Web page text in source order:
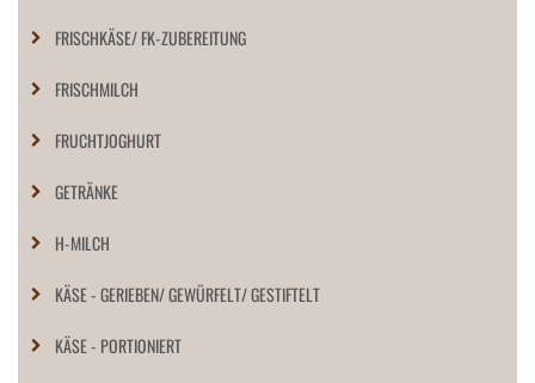
FRISCHKÄSE/ FK-ZUBEREITUNG
FRISCHMILCH
FRUCHTJOGHURT
GETRÄNKE
H-MILCH
KÄSE - GERIEBEN/ GEWÜRFELT/ GESTIFTELT
KÄSE - PORTIONIERT